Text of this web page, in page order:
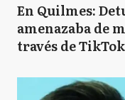
En Quilmes:
amenazaba de
través de TikTok